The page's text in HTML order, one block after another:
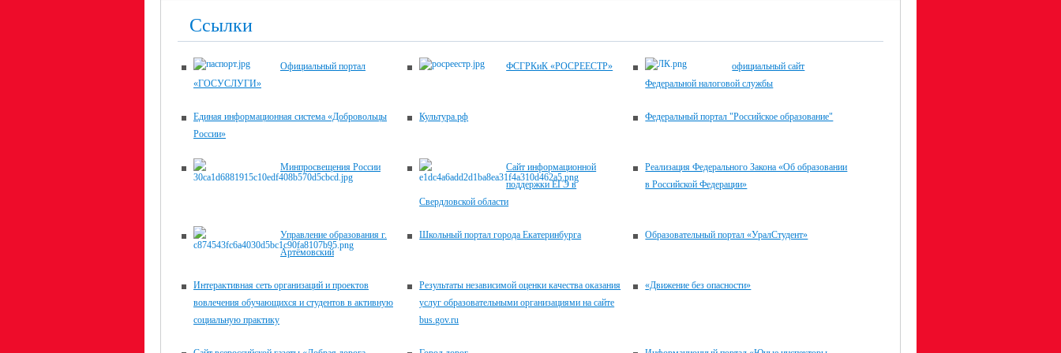
Ссылки
Официальный портал
«ГОСУСЛУГИ»
ФСГРКиК «РОСРЕЕСТР»
официальный сайт
Федеральной налоговой службы
Единая информационная система «Добровольцы
России»
Культура.рф Федеральный портал "Российское образование"
Минпросвещения России
Сайт информационной
поддержки ЕГЭ в
Свердловской области
Реализация Федерального Закона «Об образовании
в Российской Федерации»
Управление образования г.
Артёмовский
Школьный портал города Екатеринбурга Образовательный портал «УралСтудент»
Интерактивная сеть организаций и проектов
вовлечения обучающихся и студентов в активную
социальную практику
Результаты независимой оценки качества оказания
услуг образовательными организациями на сайте
bus.gov.ru
«Движение без опасности»